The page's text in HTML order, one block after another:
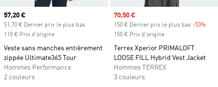
Prix actuel
57,20 €
51,70 € Dernier prix le plus bas
110 € Prix d'origine
Veste sans manches entièrement
zippée Ultimate365 Tour
Hommes Performance
2 couleurs
Prix soldé
70,50 €
150 € Dernier prix le plus bas -53%
150 € Prix d'origine
Terrex Xperior PRIMALOFT
LOOSE FILL Hybrid Vest Jacket
Hommes TERREX
3 couleurs